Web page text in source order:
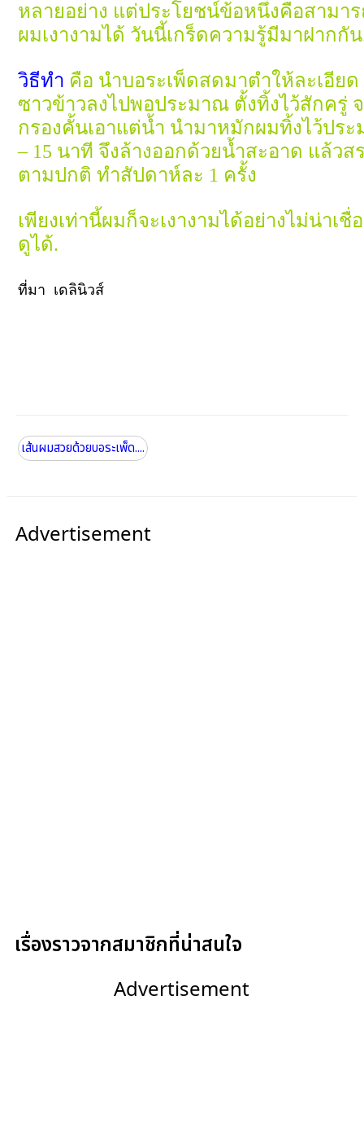
หลายอย่าง แต่ประโยชน์ข้อหนึ่งคือสามา
ผมเงางามได้ วันนี้เกร็ดความรู้มีมาฝากกั
วิธีทำ คือ นำบอระเพ็ดสดมาตำให้ละเอีย
ซาวข้าวลงไปพอประมาณ ตั้งทิ้งไว้สักครู่
กรองคั้นเอาแต่น้ำ นำมาหมักผมทิ้งไว้ประ
– 15 นาที จึงล้างออกด้วยน้ำสะอาด แล้วส
ตามปกติ ทำสัปดาห์ละ 1 ครั้ง
เพียงเท่านี้ผมก็จะเงางามได้อย่างไม่น่าเชื่
ดูได้.
ที่มา เดลินิวส์
เส้นผมสวยด้วยบอระเพ็ด....
Advertisement
เรื่องราวจากสมาชิกที่น่าสนใจ
Advertisement